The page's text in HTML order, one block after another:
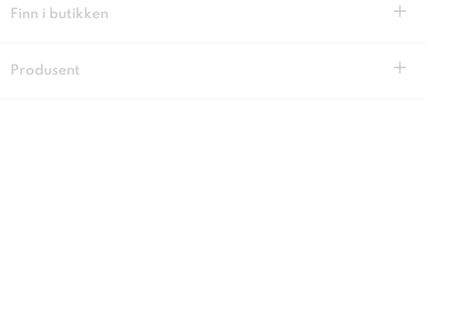
Finn i butikken +
Produsent +